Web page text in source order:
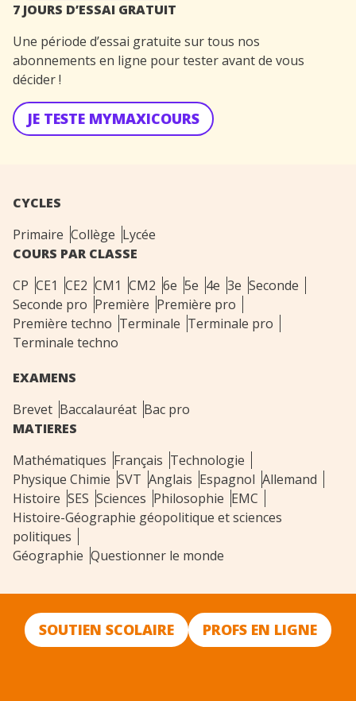
7 JOURS D’ESSAI GRATUIT
Une période d’essai gratuite sur tous nos
abonnements en ligne pour tester avant de vous
décider !
JE TESTE MYMAXICOURS
CYCLES
Primaire Collège Lycée
COURS PAR CLASSE
CP CE1 CE2 CM1 CM2 6e 5e 4e 3e Seconde
Seconde pro Première Première pro
Première techno Terminale Terminale pro
Terminale techno
EXAMENS
Brevet Baccalauréat Bac pro
MATIERES
Mathématiques Français Technologie
Physique Chimie SVT Anglais Espagnol Allemand
Histoire SES Sciences Philosophie EMC
Histoire-Géographie géopolitique et sciences
politiques
Géographie Questionner le monde
SOUTIEN SCOLAIRE PROFS EN LIGNE